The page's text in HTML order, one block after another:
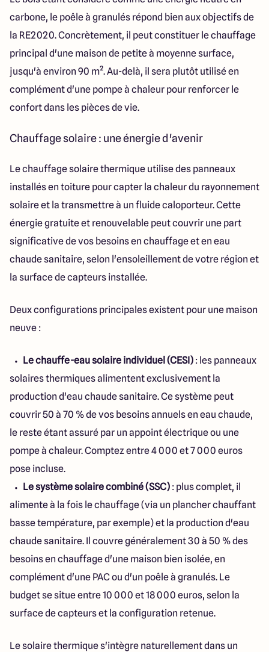
carbone, le poêle à granulés répond bien aux objectifs de
la RE2020. Concrètement, il peut constituer le chauffage
principal d'une maison de petite à moyenne surface,
jusqu'à environ 90 m². Au-delà, il sera plutôt utilisé en
complément d'une pompe à chaleur pour renforcer le
confort dans les pièces de vie.
Chauffage solaire : une énergie d'avenir
Le chauffage solaire thermique utilise des panneaux
installés en toiture pour capter la chaleur du rayonnement
solaire et la transmettre à un fluide caloporteur. Cette
énergie gratuite et renouvelable peut couvrir une part
significative de vos besoins en chauffage et en eau
chaude sanitaire, selon l'ensoleillement de votre région et
la surface de capteurs installée.
Deux configurations principales existent pour une maison
neuve :
Le chauffe-eau solaire individuel (CESI) : les panneaux
solaires thermiques alimentent exclusivement la
production d'eau chaude sanitaire. Ce système peut
couvrir 50 à 70 % de vos besoins annuels en eau chaude,
le reste étant assuré par un appoint électrique ou une
pompe à chaleur. Comptez entre 4 000 et 7 000 euros
pose incluse.
Le système solaire combiné (SSC) : plus complet, il
alimente à la fois le chauffage (via un plancher chauffant
basse température, par exemple) et la production d'eau
chaude sanitaire. Il couvre généralement 30 à 50 % des
besoins en chauffage d'une maison bien isolée, en
complément d'une PAC ou d'un poêle à granulés. Le
budget se situe entre 10 000 et 18 000 euros, selon la
surface de capteurs et la configuration retenue.
Le solaire thermique s'intègre naturellement dans un